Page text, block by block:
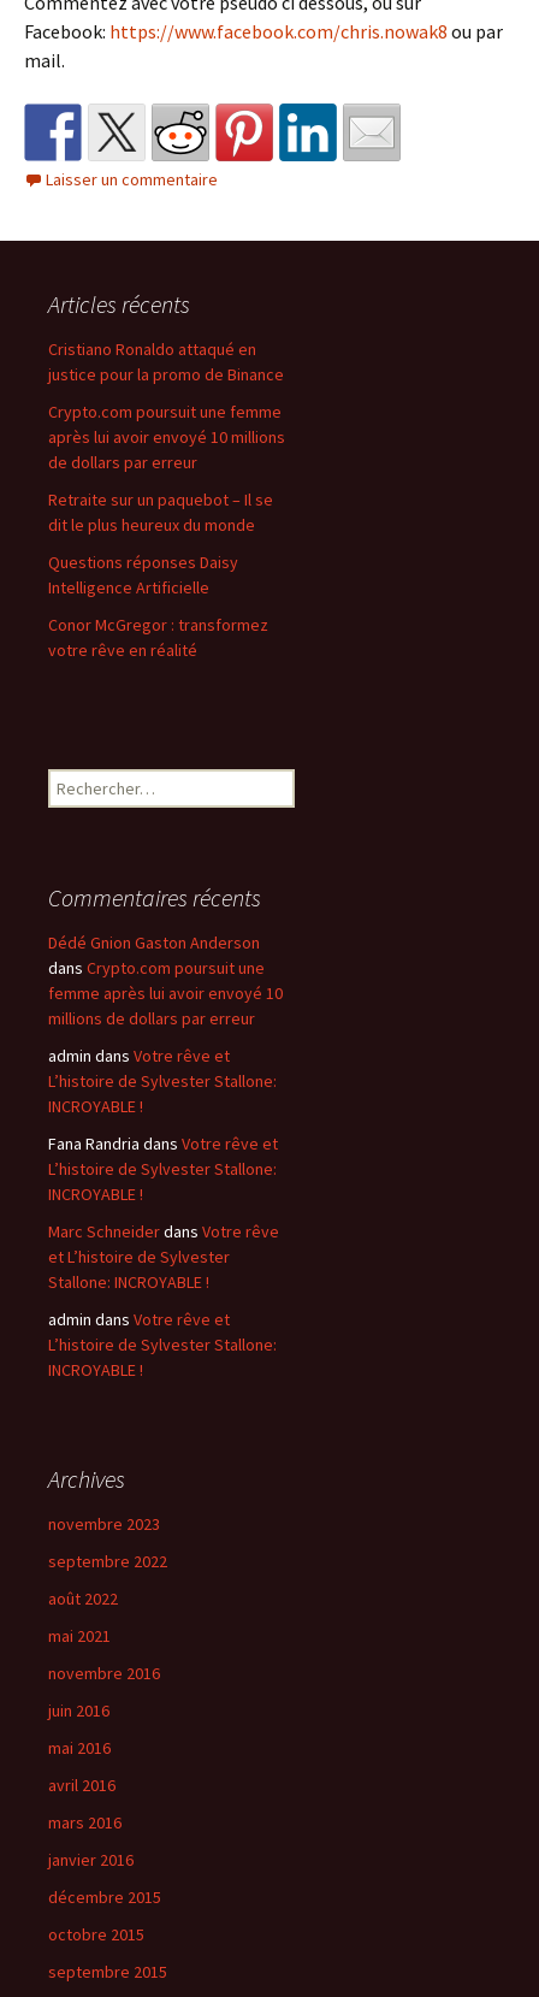
Facebook: https://www.facebook.com/chris.nowak8 ou par
mail.
Laisser un commentaire
Articles récents
Cristiano Ronaldo attaqué en
justice pour la promo de Binance
Crypto.com poursuit une femme
après lui avoir envoyé 10 millions
de dollars par erreur
Retraite sur un paquebot – Il se
dit le plus heureux du monde
Questions réponses Daisy
Intelligence Artificielle
Conor McGregor : transformez
votre rêve en réalité
Rechercher :
Commentaires récents
Dédé Gnion Gaston Anderson
dans Crypto.com poursuit une
femme après lui avoir envoyé 10
millions de dollars par erreur
admin dans Votre rêve et
L’histoire de Sylvester Stallone:
INCROYABLE !
Fana Randria dans Votre rêve et
L’histoire de Sylvester Stallone:
INCROYABLE !
Marc Schneiderdans Votre rêve
et L’histoire de Sylvester
Stallone: INCROYABLE !
admin dans Votre rêve et
L’histoire de Sylvester Stallone:
INCROYABLE !
Archives
novembre 2023
septembre 2022
août 2022
mai 2021
novembre 2016
juin 2016
mai 2016
avril 2016
mars 2016
janvier 2016
décembre 2015
octobre 2015
septembre 2015